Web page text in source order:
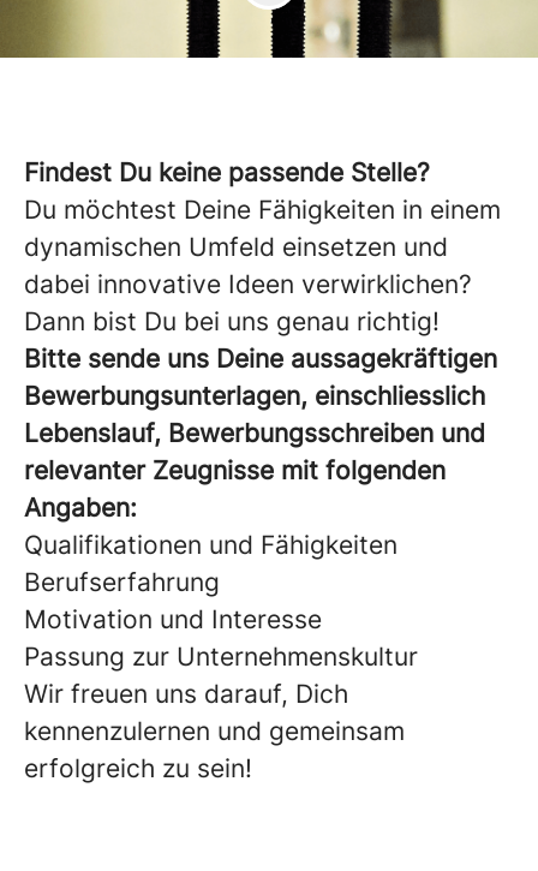
Findest Du keine passende Stelle?
Du möchtest Deine Fähigkeiten in einem
dynamischen Umfeld einsetzen und
dabei innovative Ideen verwirklichen?
Dann bist Du bei uns genau richtig!
Bitte sende uns Deine aussagekräftigen
Bewerbungsunterlagen, einschliesslich
Lebenslauf, Bewerbungsschreiben und
relevanter Zeugnisse mit folgenden
Angaben:
Qualifikationen und Fähigkeiten
Berufserfahrung
Motivation und Interesse
Passung zur Unternehmenskultur
Wir freuen uns darauf, Dich
kennenzulernen und gemeinsam
erfolgreich zu sein!